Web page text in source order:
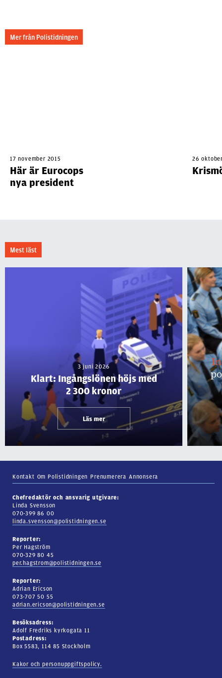
Mer från Polistidningen
17 november 2015
Här är Eurocops
nya president
26
Mest läst
3 juni 2026
Klart: Ingångslönen höjs med
2 300 kronor
Läs mer
Kontakt Om Polistidningen Prenumerera Annonsera
Chefredaktör och ansvarig utgivare:
Linda Svensson
070-399 86 00
linda.svensson@polistidningen.se
Reporter:
Per Hagström
070-329 80 45
per.hagstrom@polistidningen.se
Reporter:
Adrian Ericson
073-707 50 55
adrian.ericson@polistidningen.se
Besöksadress:
Adolf Fredriks kyrkogata 11
Postadress:
Box 5583, 114 85 Stockholm
Kakor och personuppgiftspolicy.